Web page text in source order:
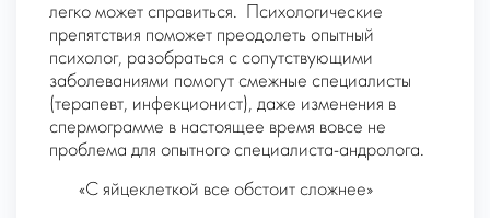
легко может справиться. Психологические
препятствия поможет преодолеть опытный
психолог, разобраться с сопутствующими
заболеваниями помогут смежные специалисты
(терапевт, инфекционист), даже изменения в
спермограмме в настоящее время вовсе не
проблема для опытного специалиста-андролога.
«С яйцеклеткой все обстоит сложнее»